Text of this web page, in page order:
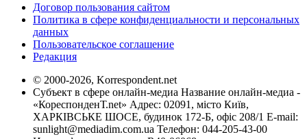
Договор пользования сайтом
Политика в сфере конфиденциальности и персональных
данных
Пользовательское соглашение
Редакция
© 2000-2026, Korrespondent.net
Субъект в сфере онлайн-медиа Название онлайн-медиа -
«КореспонденТ.net» Адрес: 02091, місто Київ,
ХАРКІВСЬКЕ ШОСЕ, будинок 172-Б, офіс 208/1 E-mail:
sunlight@mediadim.com.ua Телефон: 044-205-43-00